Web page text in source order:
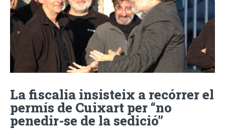
La fiscalia insisteix a recórrer el
permís de Cuixart per “no
penedir-se de la sedició”